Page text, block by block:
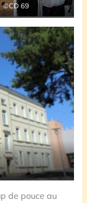
©CD 69
de pouce au